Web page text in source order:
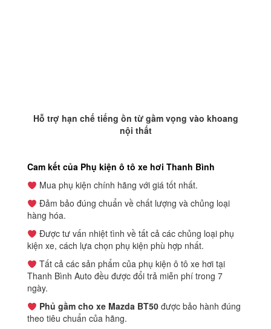
Hỗ trợ hạn chế tiếng ồn từ gầm vọng vào khoang
nội thất
Cam kết của Phụ kiện ô tô xe hơi Thanh Bình
Mua phụ kiện chính hãng với giá tốt nhất.
Đảm bảo đúng chuẩn về chất lượng và chủng loại
hàng hóa.
Được tư vấn nhiệt tình về tất cả các chủng loại phụ
kiện xe, cách lựa chọn phụ kiện phù hợp nhất.
Tất cả các sản phẩm của phụ kiện ô tô xe hơi tại
Thanh Bình Auto đều được đổi trả miễn phí trong 7
ngày.
Phủ gầm cho xe Mazda BT50 được bảo hành đúng
theo tiêu chuẩn của hãng.